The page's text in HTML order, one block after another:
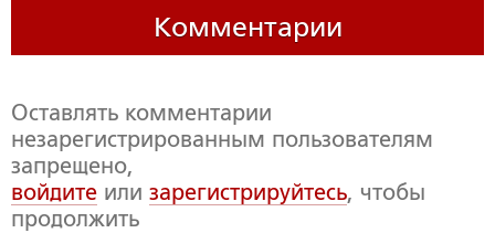
Комментарии
Оставлять комментарии
незарегистрированным пользователям
запрещено,
войдите или зарегистрируйтесь, чтобы
продолжить